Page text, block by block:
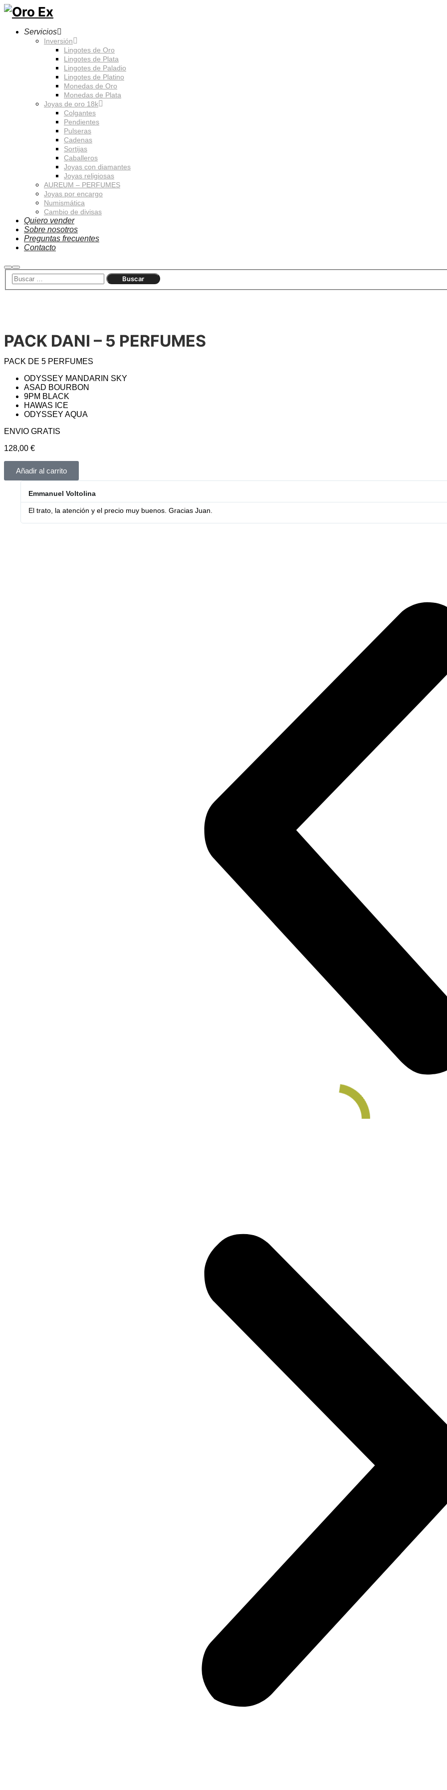
Servicios
Inversión
Lingotes de Oro
Lingotes de Plata
Lingotes de Paladio
Lingotes de Platino
Monedas de Oro
Monedas de Plata
Joyas de oro 18k
Colgantes
Pendientes
Pulseras
Cadenas
Sortijas
Caballeros
Joyas con diamantes
Joyas religiosas
AUREUM – PERFUMES
Joyas por encargo
Numismática
Cambio de divisas
Quiero vender
Sobre nosotros
Preguntas frecuentes
Contacto
PACK DANI – 5 PERFUMES
PACK DE 5 PERFUMES
ODYSSEY MANDARIN SKY
ASAD BOURBON
9PM BLACK
HAWAS ICE
ODYSSEY AQUA
ENVIO GRATIS
128,00 €
Añadir al carrito
Emmanuel Voltolina
El trato, la atención y el precio muy buenos. Gracias Juan.